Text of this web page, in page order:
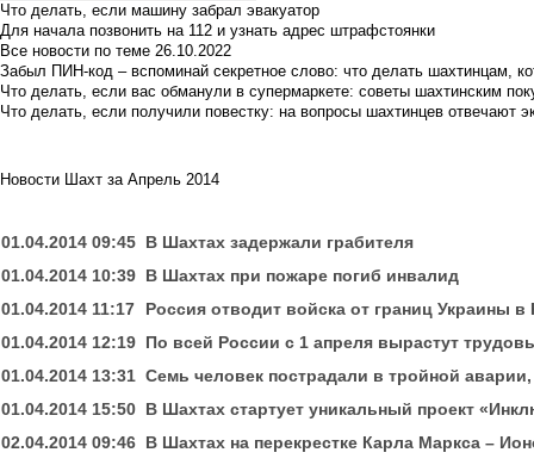
Что делать, если машину забрал эвакуатор
Для начала позвонить на 112 и узнать адрес штрафстоянки
Все новости по теме 26.10.2022
Забыл ПИН-код – вспоминай секретное слово: что делать шахтинцам,
Что делать, если вас обманули в супермаркете: советы шахтинским
Что делать, если получили повестку: на вопросы шахтинцев отвечают
Новости Шахт за Апрель 2014
01.04.2014 09:45 В Шахтах задержали грабителя
01.04.2014 10:39 В Шахтах при пожаре погиб инвалид
01.04.2014 11:17
Россия отводит войска от границ Украины в
01.04.2014 12:19 По всей России с 1 апреля вырастут
01.04.2014 13:31 Семь человек пострадали в тройной
01.04.2014 15:50 В Шахтах стартует уникальный проект
02.04.2014 09:46 В Шахтах на перекрестке Карла Маркса –